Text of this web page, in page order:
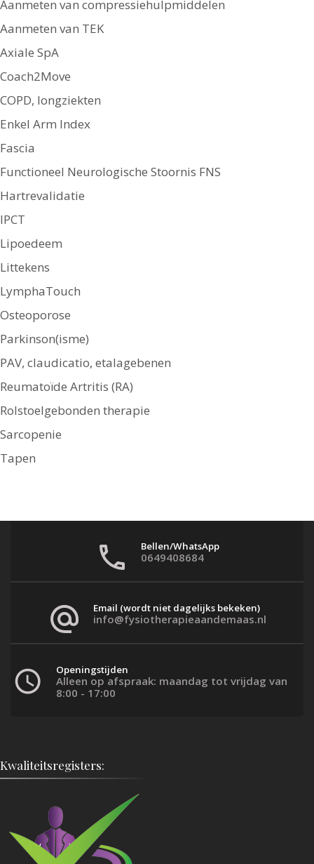
Aanmeten van compressiehulpmiddelen
Aanmeten van TEK
Axiale SpA
Coach2Move
COPD, longziekten
Enkel Arm Index
Fascia
Functioneel Neurologische Stoornis FNS
Hartrevalidatie
IPCT
Lipoedeem
Littekens
LymphaTouch
Osteoporose
Parkinson(isme)
PAV, claudicatio, etalagebenen
Reumatoïde Artritis (RA)
Rolstoelgebonden therapie
Sarcopenie
Tapen
Bellen/WhatsApp
0649408684
Email (wordt niet dagelijks bekeken)
info@fysiotherapieaandemaas.nl
Openingstijden
Alleen op afspraak: maandag tot vrijdag van
8:00 - 17:00
Kwaliteitsregisters: